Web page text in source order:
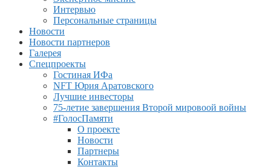
Интервью
Персональные страницы
Новости
Новости партнеров
Галерея
Спецпроекты
Гостиная ИФа
NFT Юрия Аратовского
Лучшие инвесторы
75-летие завершения Второй мировоой войны
#ГолосПамяти
О проекте
Новости
Партнеры
Контакты